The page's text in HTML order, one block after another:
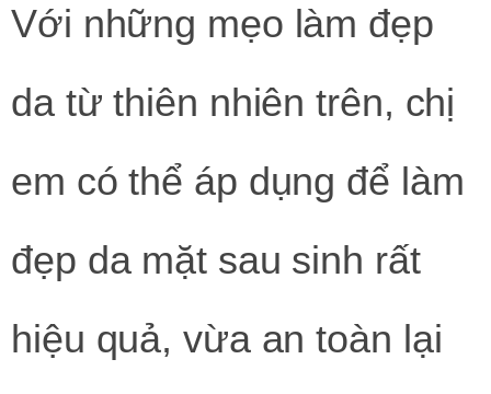
Với những mẹo làm đẹp
da từ thiên nhiên trên, chị
em có thể áp dụng để làm
đẹp da mặt sau sinh rất
hiệu quả, vừa an toàn lại